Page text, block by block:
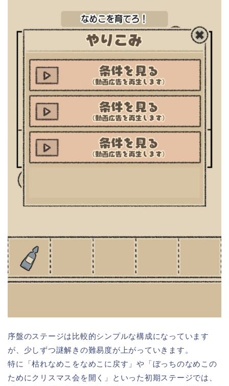
序盤のステージは比較的シンプルな構成になっています
が、少しずつ謎解きの難易度が上がっていきます。
特に「枯れなめこをなめこに戻す」や「ぼっちのなめこの
ためにクリスマス会を開く」といった初期ステージでは、